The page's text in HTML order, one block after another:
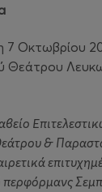
7 Οκτωβρίου
Θεάτρου
&